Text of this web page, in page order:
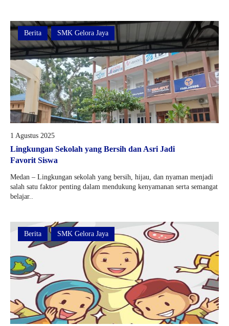
Berita SMK Gelora Jaya
1 Agustus 2025
Lingkungan Sekolah yang Bersih dan Asri Jadi
Favorit Siswa
Medan – Lingkungan sekolah yang bersih, hijau, dan nyaman menjadi
salah satu faktor penting dalam mendukung kenyamanan serta semangat
belajar..
Berita SMK Gelora Jaya